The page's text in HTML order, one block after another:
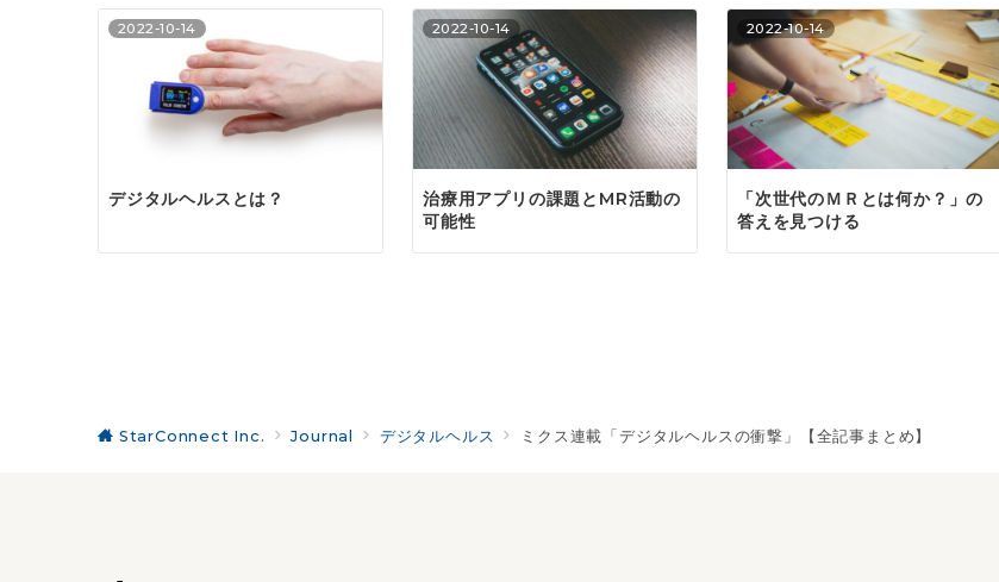
2022-10-14
デジタルヘルスとは？
2022-10-14
治療用アプリの課題とMR活動の
可能性
2022-10-14
「次世代のＭＲとは何か？」の
答えを見つける
StarConnect Inc. Journal デジタルヘルス ミクス連載「デジタルヘルスの衝撃」【全記事まとめ】